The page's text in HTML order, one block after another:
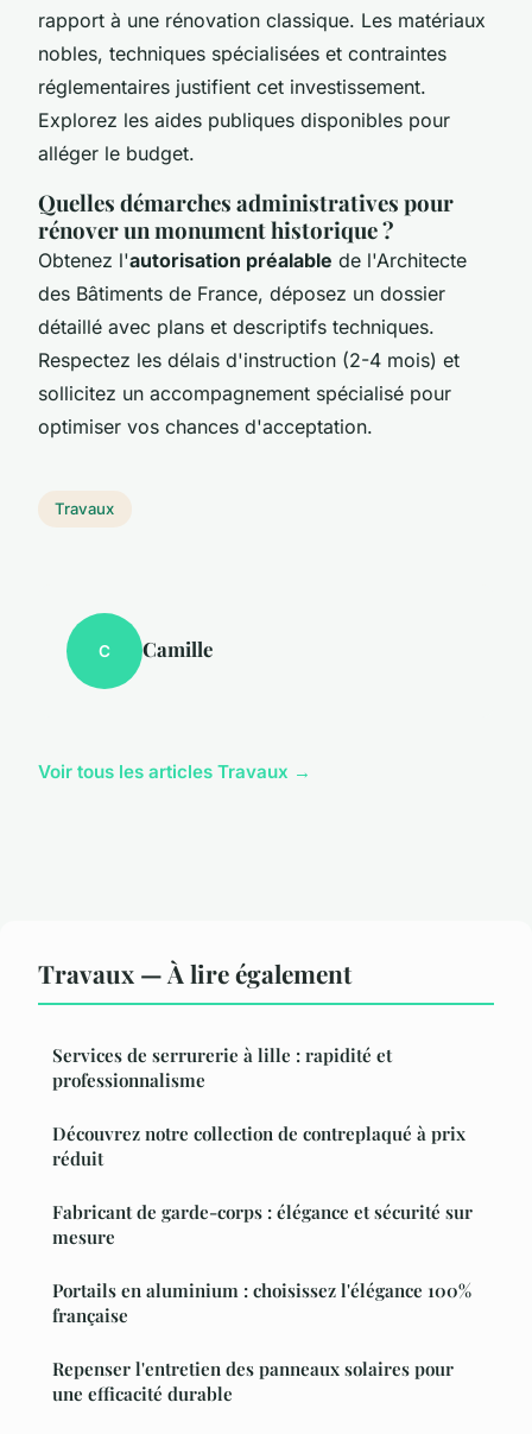
rapport à une rénovation classique. Les matériaux
nobles, techniques spécialisées et contraintes
réglementaires justifient cet investissement.
Explorez les aides publiques disponibles pour
alléger le budget.
Quelles démarches administratives pour
rénover un monument historique ?
Obtenez l'autorisation préalable de l'Architecte
des Bâtiments de France, déposez un dossier
détaillé avec plans et descriptifs techniques.
Respectez les délais d'instruction (2-4 mois) et
sollicitez un accompagnement spécialisé pour
optimiser vos chances d'acceptation.
Travaux
C Camille
Voir tous les articles Travaux →
Travaux — À lire également
Services de serrurerie à lille : rapidité et
professionnalisme
Découvrez notre collection de contreplaqué à prix
réduit
Fabricant de garde-corps : élégance et sécurité sur
mesure
Portails en aluminium : choisissez l'élégance 100%
française
Repenser l'entretien des panneaux solaires pour
une efficacité durable